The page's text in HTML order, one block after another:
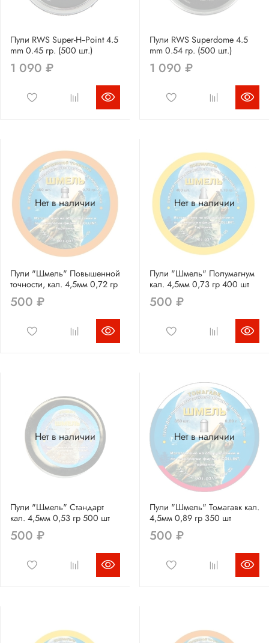
Пули RWS Super-H--Point 4.5
mm 0.45 гр. (500 шт.)
1 090 ₽
Пули RWS Superdome 4.5
mm 0.54 гр. (500 шт.)
1 090 ₽
Нет в наличии
Пули "Шмель" Повышенной
точности, кал. 4,5мм 0,72 гр
500 ₽
Нет в наличии
Пули "Шмель" Полумагнум
кал. 4,5мм 0,73 гр 400 шт
500 ₽
Нет в наличии
Пули "Шмель" Стандарт
кал. 4,5мм 0,53 гр 500 шт
500 ₽
Нет в наличии
Пули "Шмель" Томагавк кал.
4,5мм 0,89 гр 350 шт
500 ₽